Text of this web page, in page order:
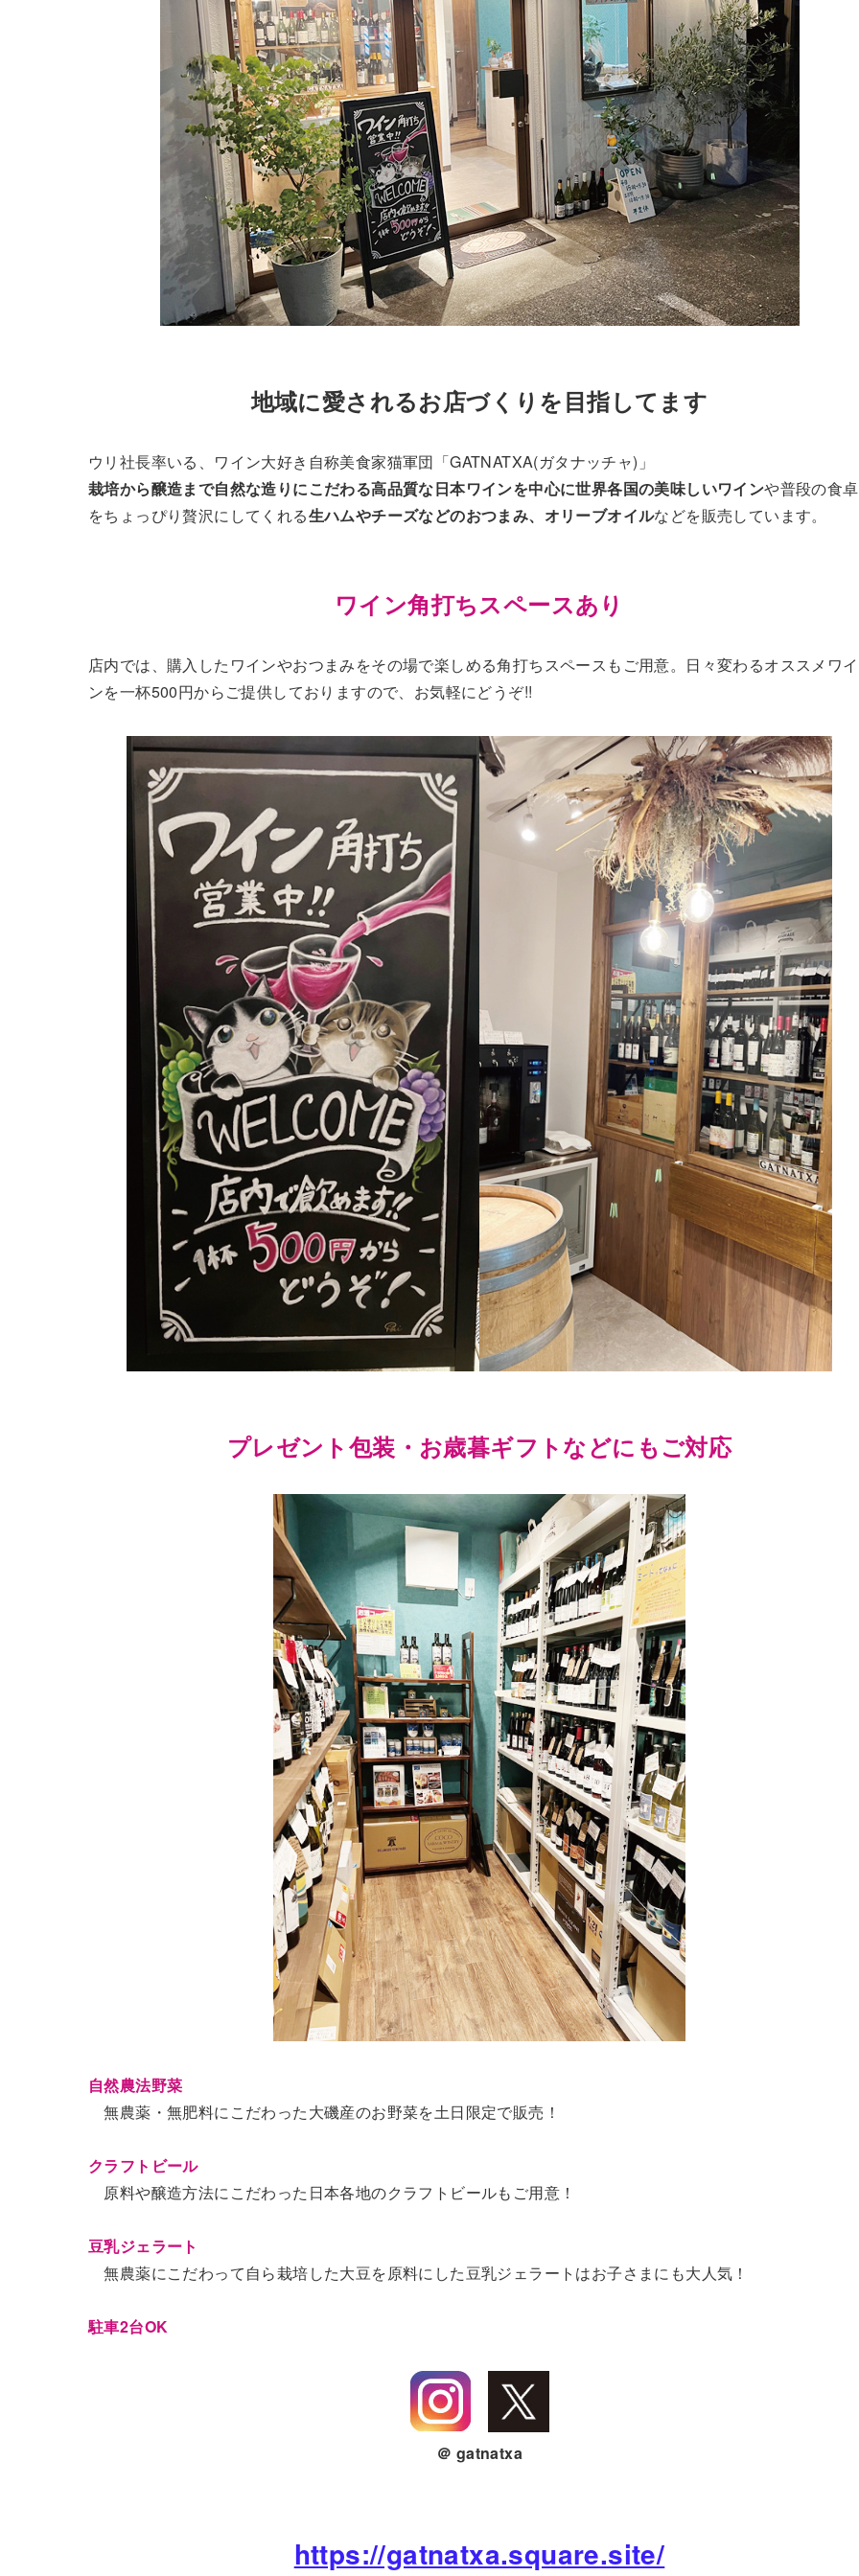
地域に愛されるお店づくりを目指してます
ウリ社長率いる、ワイン大好き自称美食家猫軍団「GATNATXA(ガタナッチャ)」
栽培から醸造まで自然な造りにこだわる高品質な日本ワインを中心に世界各国の美味しいワインや普段の食卓
をちょっぴり贅沢にしてくれる生ハムやチーズなどのおつまみ、オリーブオイルなどを販売しています。
ワイン角打ちスペースあり
店内では、購入したワインやおつまみをその場で楽しめる角打ちスペースもご用意。日々変わるオススメワイ
ンを一杯500円からご提供しておりますので、お気軽にどうぞ!!
プレゼント包装・お歳暮ギフトなどにもご対応
自然農法野菜
無農薬・無肥料にこだわった大磯産のお野菜を土日限定で販売！
クラフトビール
原料や醸造方法にこだわった日本各地のクラフトビールもご用意！
豆乳ジェラート
無農薬にこだわって自ら栽培した大豆を原料にした豆乳ジェラートはお子さまにも大人気！
駐車2台OK
＠ gatnatxa
https://gatnatxa.square.site/